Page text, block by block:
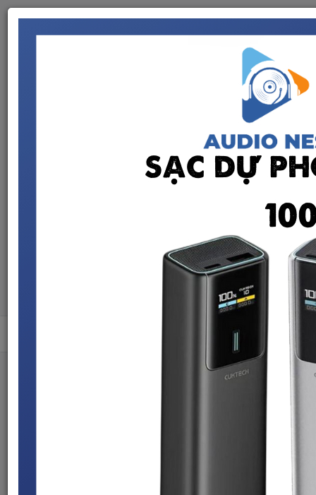
Tìm kiếm